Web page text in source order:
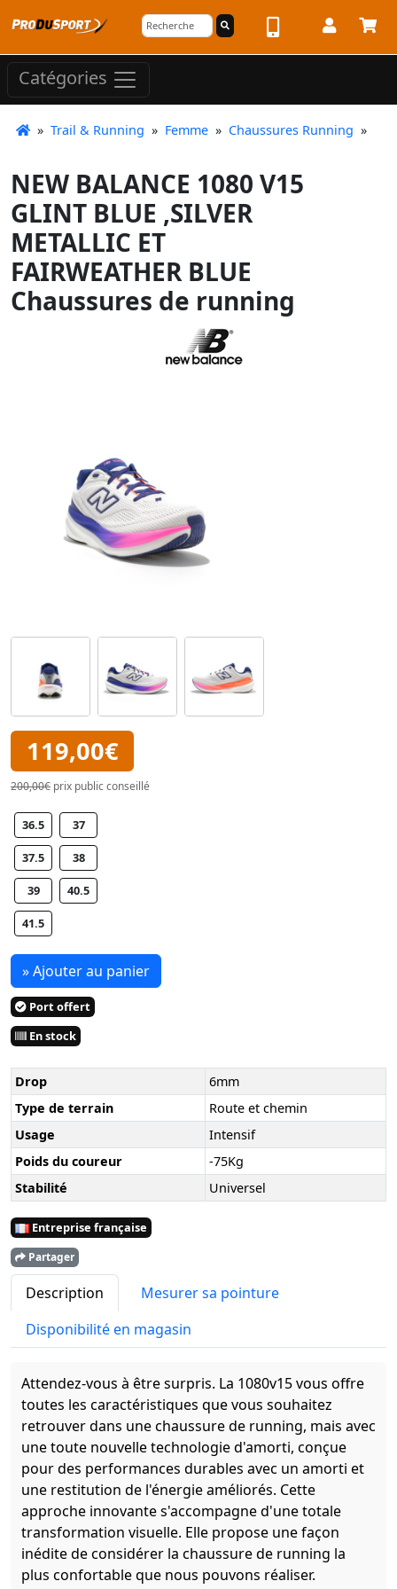
Catégories
» Trail & Running » Femme » Chaussures Running »
NEW BALANCE 1080 V15
GLINT BLUE ,SILVER
METALLIC ET
FAIRWEATHER BLUE
Chaussures de running
119,00€
200,00€ prix public conseillé
36.5 37
37.5 38
39 40.5
41.5
» Ajouter au panier
Port offert
En stock
Drop
6mm
Type de terrain
Route et chemin
Usage
Intensif
Poids du coureur
-75Kg
Stabilité
Universel
Entreprise française
Partager
Description
Mesurer sa pointure
Disponibilité en magasin
Attendez-vous à être surpris. La 1080v15 vous offre
toutes les caractéristiques que vous souhaitez
retrouver dans une chaussure de running, mais avec
une toute nouvelle technologie d'amorti, conçue
pour des performances durables avec un amorti et
une restitution de l'énergie améliorés. Cette
approche innovante s'accompagne d'une totale
transformation visuelle. Elle propose une façon
inédite de considérer la chaussure de running la
plus confortable que nous pouvons réaliser.